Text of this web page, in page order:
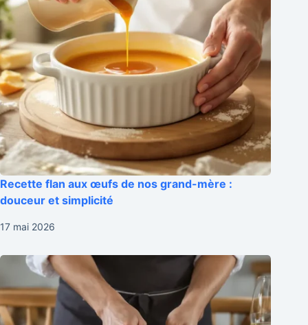
Recette flan aux œufs de nos grand-mère :
douceur et simplicité
17 mai 2026